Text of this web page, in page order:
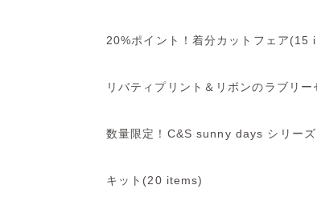
20%ポイント！着分カットフェア(15
リバティプリント＆リボンのラブリー
数量限定！C&S sunny days シリー
キット(20 items)